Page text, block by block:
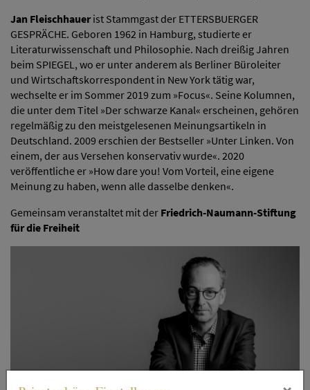
Jan Fleischhauerist Stammgast der ETTERSBUERGER
GESPRÄCHE. Geboren 1962 in Hamburg, studierte er
Literaturwissenschaft und Philosophie. Nach dreißig Jahren
beim SPIEGEL, wo er unter anderem als Berliner Büroleiter
und Wirtschaftskorrespondent in New York tätig war,
wechselte er im Sommer 2019 zum »Focus«. Seine Kolumnen,
die unter dem Titel »Der schwarze Kanal« erscheinen, gehören
regelmäßig zu den meistgelesenen Meinungsartikeln in
Deutschland. 2009 erschien der Bestseller »Unter Linken. Von
einem, der aus Versehen konservativ wurde«. 2020
veröffentliche er »How dare you! Vom Vorteil, eine eigene
Meinung zu haben, wenn alle dasselbe denken«.
Gemeinsam veranstaltet mit der Friedrich-Naumann-Stiftung
für die Freiheit